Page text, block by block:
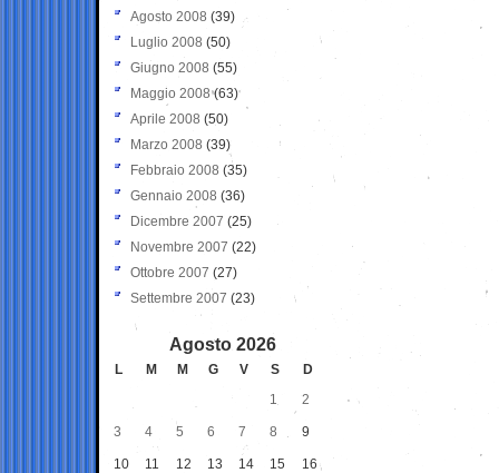
Agosto 2008 (39)
Luglio 2008 (50)
Giugno 2008 (55)
Maggio 2008(63)
Aprile 2008 (50)
Marzo 2008 (39)
Febbraio 2008 (35)
Gennaio 2008 (36)
Dicembre 2007 (25)
Novembre 2007 (22)
Ottobre 2007 (27)
Settembre 2007 (23)
Agosto 2026
L M M G V S
D
1
2
3 4 5 6 7 8 9
10 11 12 13 14 15 16